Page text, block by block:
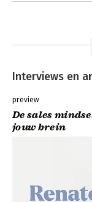
Interviews en
preview
De sales
jouw brein